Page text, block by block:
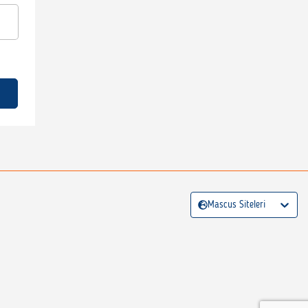
Mascus Siteleri